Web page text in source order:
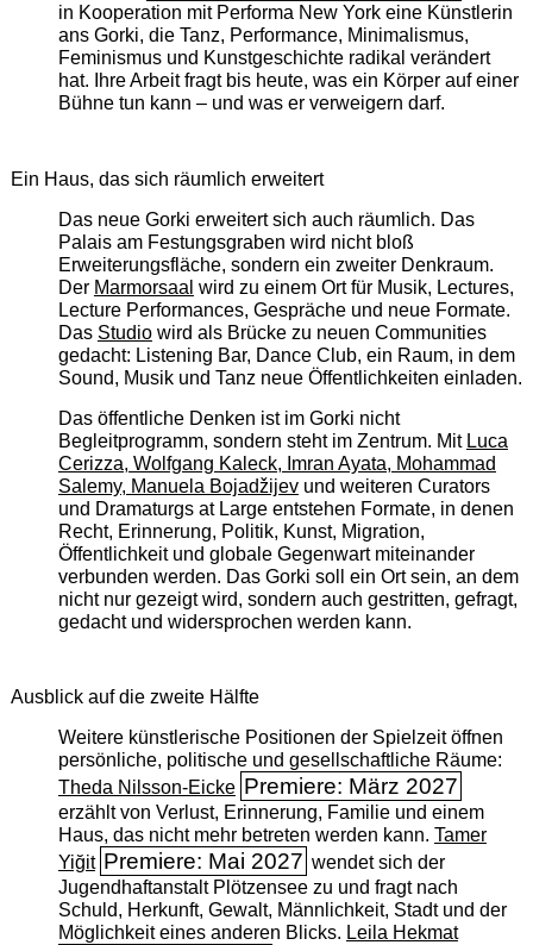
in Kooperation mit Performa New York eine Künstlerin
ans Gorki, die Tanz, Performance, Minimalismus,
Feminismus und Kunstgeschichte radikal verändert
hat. Ihre Arbeit fragt bis heute, was ein Körper auf einer
Bühne tun kann – und was er verweigern darf.
Ein Haus, das sich räumlich erweitert
Das neue Gorki erweitert sich auch räumlich. Das
Palais am Festungsgraben wird nicht bloß
Erweiterungsfläche, sondern ein zweiter Denkraum.
Der Marmorsaal wird zu einem Ort für Musik, Lectures,
Lecture Performances, Gespräche und neue Formate.
Das Studiowird als Brücke zu neuen Communities
gedacht: Listening Bar, Dance Club, ein Raum, in dem
Sound, Musik und Tanz neue Öffentlichkeiten einladen.
Das öffentliche Denken ist im Gorki nicht
Begleitprogramm, sondern steht im Zentrum. Mit Luca
Cerizza, Wolfgang Kaleck, Imran Ayata, Mohammad
Salemy, Manuela Bojadžijevund weiteren Curators
und Dramaturgs at Large entstehen Formate, in denen
Recht, Erinnerung, Politik, Kunst, Migration,
Öffentlichkeit und globale Gegenwart miteinander
verbunden werden. Das Gorki soll ein Ort sein, an dem
nicht nur gezeigt wird, sondern auch gestritten, gefragt,
gedacht und widersprochen werden kann.
Ausblick auf die zweite Hälfte
Weitere künstlerische Positionen der Spielzeit öffnen
persönliche, politische und gesellschaftliche Räume:
Theda Nilsson-Eicke Premiere: März 2027
erzählt von Verlust, Erinnerung, Familie und einem
Haus, das nicht mehr betreten werden kann. Tamer
Yiğit Premiere: Mai 2027 wendet sich der
Jugendhaftanstalt Plötzensee zu und fragt nach
Schuld, Herkunft, Gewalt, Männlichkeit, Stadt und der
Möglichkeit eines anderen Blicks. Leila Hekmat